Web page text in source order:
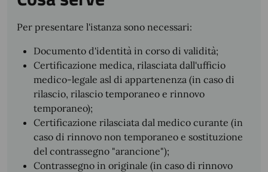
Per presentare l'istanza sono necessari:
Documento d'identità in corso di validità;
Certificazione medica, rilasciata dall'ufficio
medico-legale asl di appartenenza (in caso di
rilascio, rilascio temporaneo e rinnovo
temporaneo);
Certificazione rilasciata dal medico curante (in
caso di rinnovo non temporaneo e sostituzione
del contrassegno "arancione");
Contrassegno in originale (in caso di rinnovo